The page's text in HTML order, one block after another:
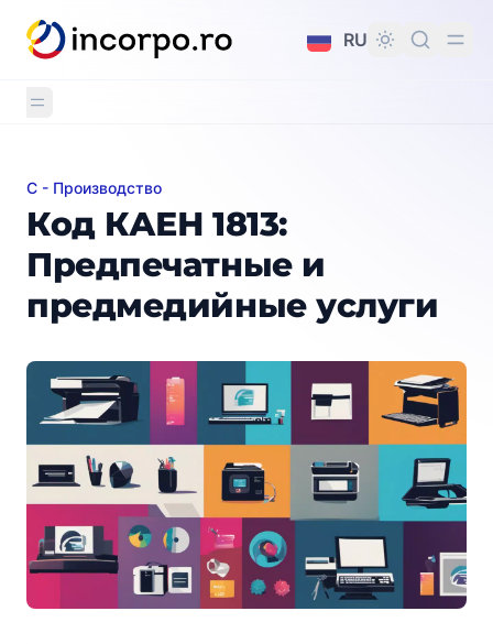
контенту
RU
Код КАЕН 1813: Предпечатные и предмедийные
C - Производство
Код КАЕН 1813:
Предпечатные и
предмедийные услуги